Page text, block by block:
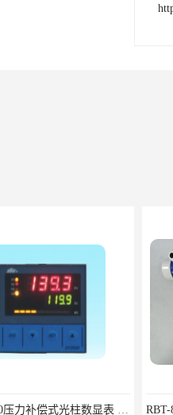
XMG8000压力补偿式光柱数显表 XMG82666优选北京鸿泰顺达科技